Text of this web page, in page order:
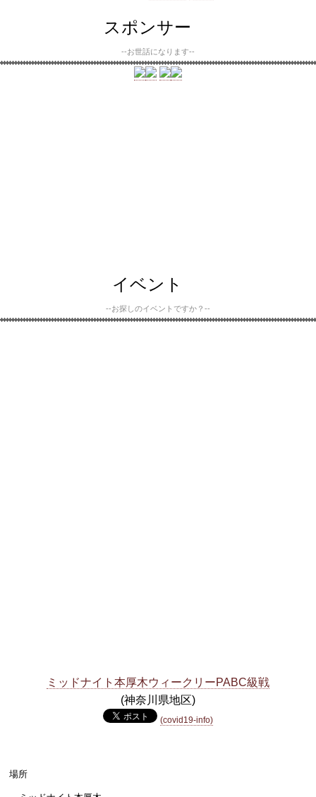
スポンサー
--お世話になります--
イベント
--お探しのイベントですか？--
ミッドナイト本厚木ウィークリーPABC級戦
(神奈川県地区)
(covid19-info)
場所